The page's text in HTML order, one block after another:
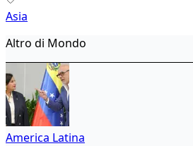
Asia
Altro di Mondo
America Latina